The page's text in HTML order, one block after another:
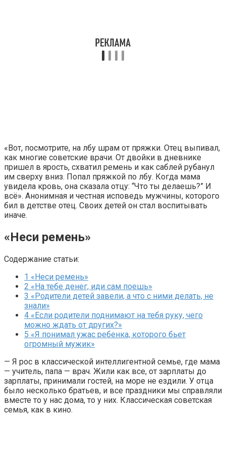
«Вот, посмотрите, на лбу шрам от пряжки. Отец выпивал,
как многие советские врачи. От двойки в дневнике
пришел в ярость, схватил ремень и как саблей рубанул
им сверху вниз. Попал пряжкой по лбу. Когда мама
увидела кровь, она сказала отцу: “Что ты делаешь?” И
всё». Анонимная и честная исповедь мужчины, которого
бил в детстве отец. Своих детей он стал воспитывать
иначе.
«Неси ремень»
Содержание статьи:
1 «Неси ремень»
2 «На тебе денег, иди сам поешь»
3 «Родители детей завели, а что с ними делать, не
знали»
4 «Если родители поднимают на тебя руку, чего
можно ждать от других?»
5 «Я понимал ужас ребенка, которого бьет
огромный мужик»
— Я рос в классической интеллигентной семье, где мама
— учитель, папа — врач. Жили как все, от зарплаты до
зарплаты, принимали гостей, на море не ездили. У отца
было несколько братьев, и все праздники мы справляли
вместе то у нас дома, то у них. Классическая советская
семья, как в кино.